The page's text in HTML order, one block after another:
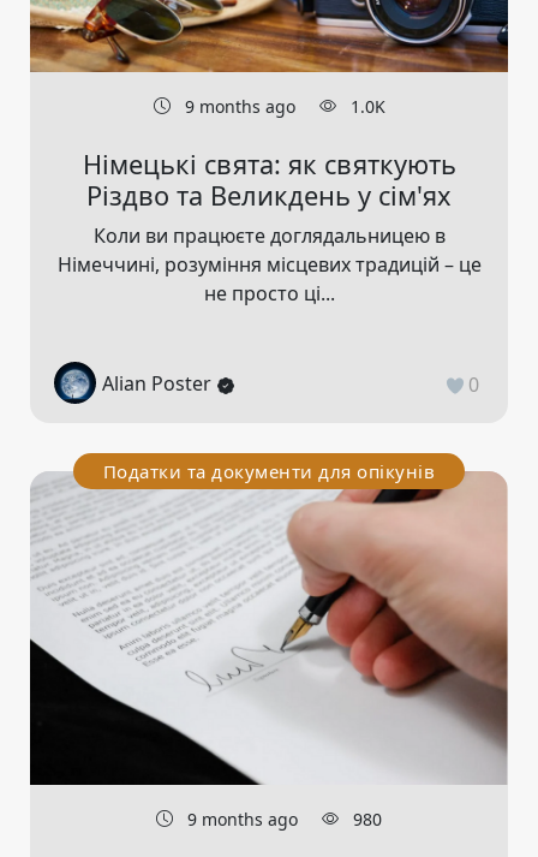
9 months ago 1.0K
Німецькі свята: як святкують
Різдво та Великдень у сім'ях
Коли ви працюєте доглядальницею в
Німеччині, розуміння місцевих традицій – це
не просто ці...
Alian Poster 0
Податки та документи для опікунів
9 months ago 980